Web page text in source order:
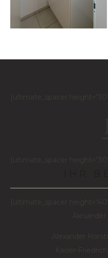
[ultimate_spacer height=“30″]
[ultimate_spacer height=“30″]
[ultimate_spacer height=“40″]
Alexander
Kaiser-